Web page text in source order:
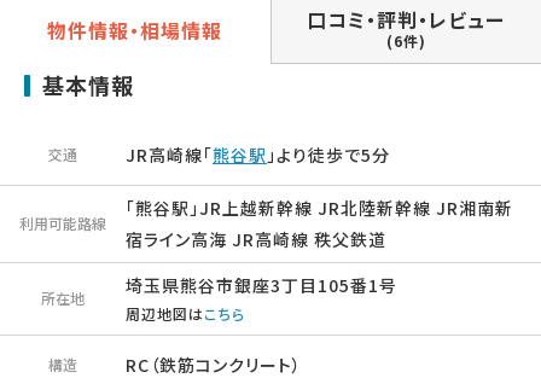
物件情報・相場情報 口コミ・評判・レビュー
(6件)
基本情報
交通 JR高崎線「熊谷駅 」より徒歩で5分
利用可能路線
「熊谷駅」JR上越新幹線 JR北陸新幹線 JR湘南新
宿ライン高海 JR高崎線 秩父鉄道
所在地
埼玉県熊谷市銀座3丁目105番1号
周辺地図はこちら
構造 RC（鉄筋コンクリート）